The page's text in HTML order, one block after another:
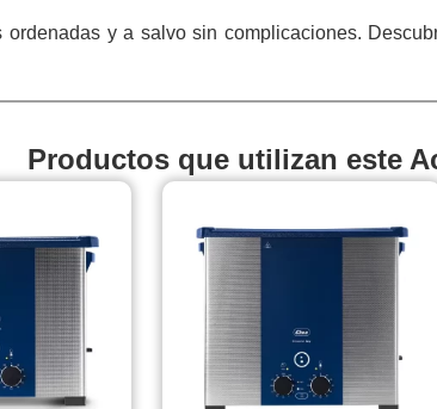
y a salvo sin complicaciones.
Productos que utilizan este